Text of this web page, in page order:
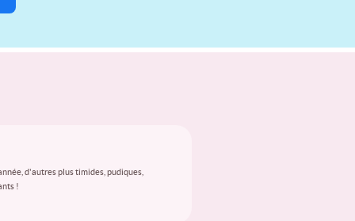
d'autres plus timides, pudiques,
!